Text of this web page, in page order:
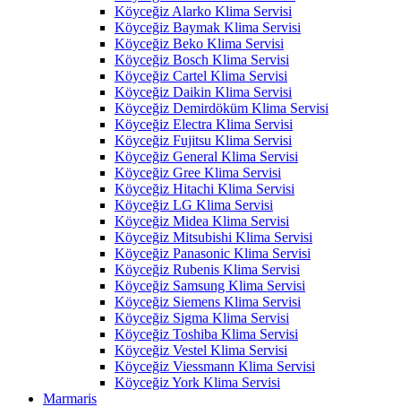
Köyceğiz Alarko Klima Servisi
Köyceğiz Baymak Klima Servisi
Köyceğiz Beko Klima Servisi
Köyceğiz Bosch Klima Servisi
Köyceğiz Cartel Klima Servisi
Köyceğiz Daikin Klima Servisi
Köyceğiz Demirdöküm Klima Servisi
Köyceğiz Electra Klima Servisi
Köyceğiz Fujitsu Klima Servisi
Köyceğiz General Klima Servisi
Köyceğiz Gree Klima Servisi
Köyceğiz Hitachi Klima Servisi
Köyceğiz LG Klima Servisi
Köyceğiz Midea Klima Servisi
Köyceğiz Mitsubishi Klima Servisi
Köyceğiz Panasonic Klima Servisi
Köyceğiz Rubenis Klima Servisi
Köyceğiz Samsung Klima Servisi
Köyceğiz Siemens Klima Servisi
Köyceğiz Sigma Klima Servisi
Köyceğiz Toshiba Klima Servisi
Köyceğiz Vestel Klima Servisi
Köyceğiz Viessmann Klima Servisi
Köyceğiz York Klima Servisi
Marmaris